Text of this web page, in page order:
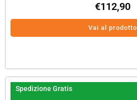
€112,90
Vai al prodotto
Spedizione Gratis